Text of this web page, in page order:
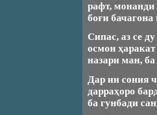
рафт, монанди
боғи
Сипас, аз се
осмон
назари ман,
Дар ин сония
дарраҳоро
ба гунбади